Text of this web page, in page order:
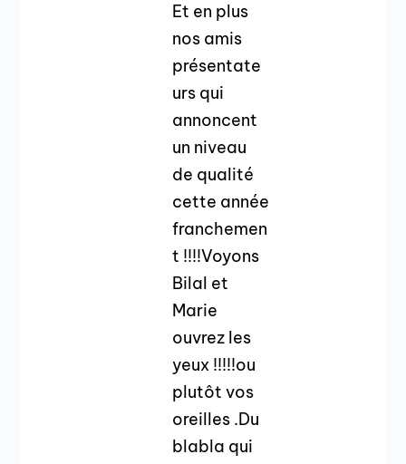
Et en plus
nos amis
présentate
urs qui
annoncent
un niveau
de qualité
cette année
franchemen
t !!!!Voyons
Bilal et
Marie
ouvrez les
yeux !!!!!ou
plutôt vos
oreilles .Du
blabla qui